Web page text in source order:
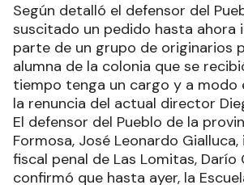
Según detalló el defensor del
suscitado un pedido hasta ahora
parte de un grupo de originarios
alumna de la colonia que se
tiempo tenga un cargo y a modo
la renuncia del actual director
El defensor del Pueblo de la
Formosa, José Leonardo
fiscal penal de Las Lomitas, Darío
confirmó que hasta ayer, la